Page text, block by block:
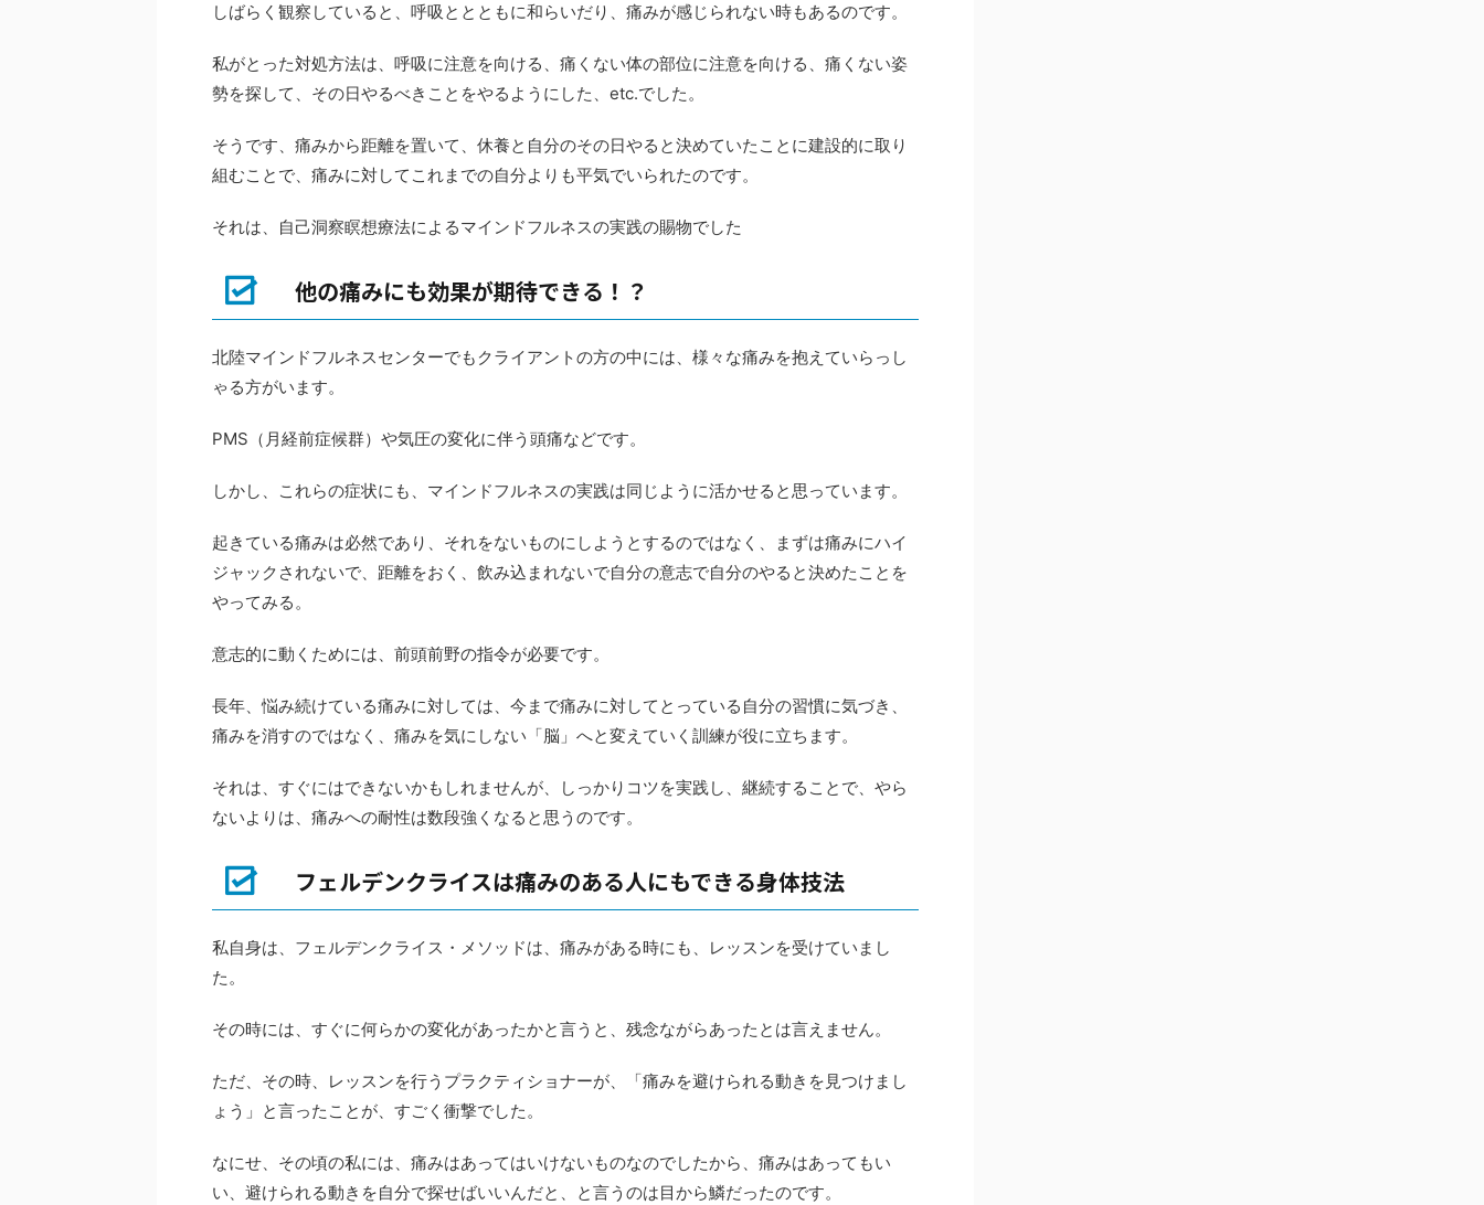
しばらく観察していると、呼吸ととともに和らいだり、痛みが感じられない時もあるのです。
私がとった対処方法は、呼吸に注意を向ける、痛くない体の部位に注意を向ける、痛くない姿
勢を探して、その日やるべきことをやるようにした、etc.でした。
そうです、痛みから距離を置いて、休養と自分のその日やると決めていたことに建設的に取り
組むことで、痛みに対してこれまでの自分よりも平気でいられたのです。
それは、自己洞察瞑想療法によるマインドフルネスの実践の賜物でした
他の痛みにも効果が期待できる！？
北陸マインドフルネスセンターでもクライアントの方の中には、様々な痛みを抱えていらっし
ゃる方がいます。
PMS（月経前症候群）や気圧の変化に伴う頭痛などです。
しかし、これらの症状にも、マインドフルネスの実践は同じように活かせると思っています。
起きている痛みは必然であり、それをないものにしようとするのではなく、まずは痛みにハイ
ジャックされないで、距離をおく、飲み込まれないで自分の意志で自分のやると決めたことを
やってみる。
意志的に動くためには、前頭前野の指令が必要です。
長年、悩み続けている痛みに対しては、今まで痛みに対してとっている自分の習慣に気づき、
痛みを消すのではなく、痛みを気にしない「脳」へと変えていく訓練が役に立ちます。
それは、すぐにはできないかもしれませんが、しっかりコツを実践し、継続することで、やら
ないよりは、痛みへの耐性は数段強くなると思うのです。
フェルデンクライスは痛みのある人にもできる身体技法
私自身は、フェルデンクライス・メソッドは、痛みがある時にも、レッスンを受けていまし
た。
その時には、すぐに何らかの変化があったかと言うと、残念ながらあったとは言えません。
ただ、その時、レッスンを行うプラクティショナーが、「痛みを避けられる動きを見つけまし
ょう」と言ったことが、すごく衝撃でした。
なにせ、その頃の私には、痛みはあってはいけないものなのでしたから、痛みはあってもい
い、避けられる動きを自分で探せばいいんだと、と言うのは目から鱗だったのです。